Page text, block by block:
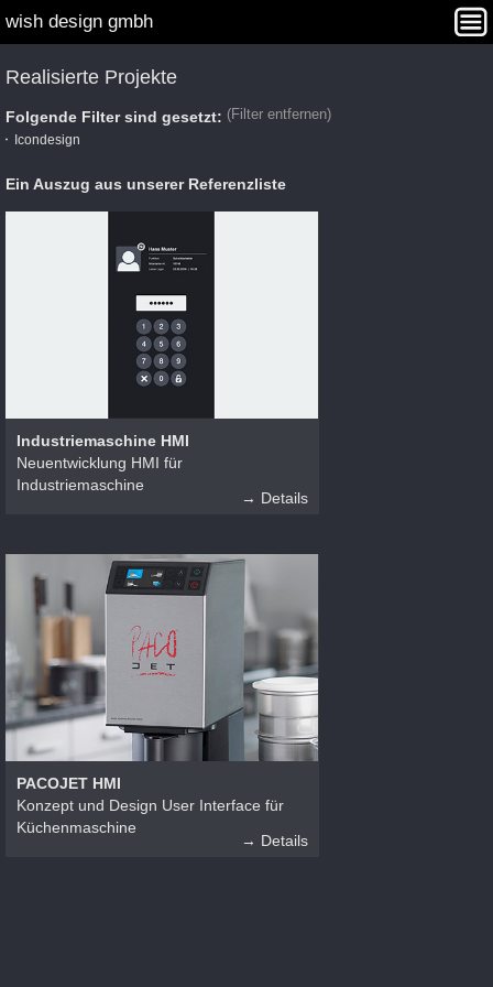
wish design gmbh
Interaction Design
Realisierte Projekte
Folgende Filter sind gesetzt: (Filter entfernen)
Icondesign
Ein Auszug aus unserer Referenzliste
Industriemaschine HMI
Neuentwicklung HMI für
Industriemaschine
→ Details
PACOJET HMI
Konzept und Design User Interface für
Küchenmaschine
→ Details